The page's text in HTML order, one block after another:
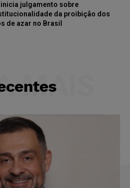
inicia julgamento sobre
da proibição dos
de azar no Brasil
MAIS